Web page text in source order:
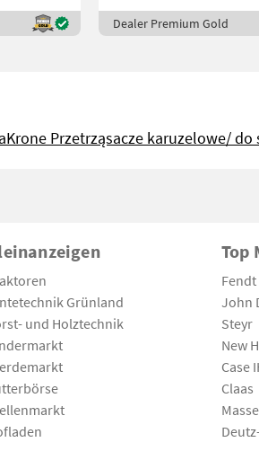
Dealer Premium Gold
Krone Przetrząsacze karuzelowe/ do
Grünland
und Holztechnik
Top
Fendt
John
Steyr
New
Case
Claas